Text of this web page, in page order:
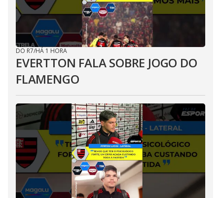
DO R7/HÁ 1 HORA
EVERTTON FALA SOBRE JOGO DO
FLAMENGO